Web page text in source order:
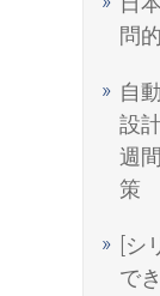
問
自
設
週
策
[シ
で